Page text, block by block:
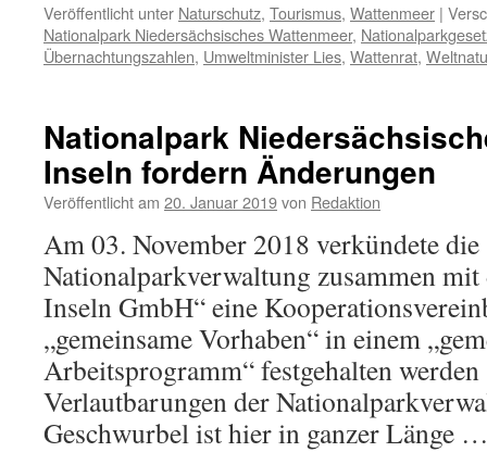
Veröffentlicht unter Naturschutz, Tourismus, Wattenmeer |
Nationalpark Niedersächsisches Wattenmeer,
Übernachtungszahlen, Umweltminister Lies, Wattenrat,
Nationalpark
Inseln fordern Änderungen
Veröffentlicht am 20. Januar 2019von Redaktion
Am 03. November 2018 verkündete die
Nationalparkverwaltung zusammen
Inseln GmbH“ eine
„gemeinsame Vorhaben“ in einem
Arbeitsprogramm“ festgehalten
Verlautbarungen der
Geschwurbel ist hier in ganzer Länge